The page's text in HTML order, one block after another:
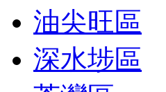
油尖旺區
深水埗區